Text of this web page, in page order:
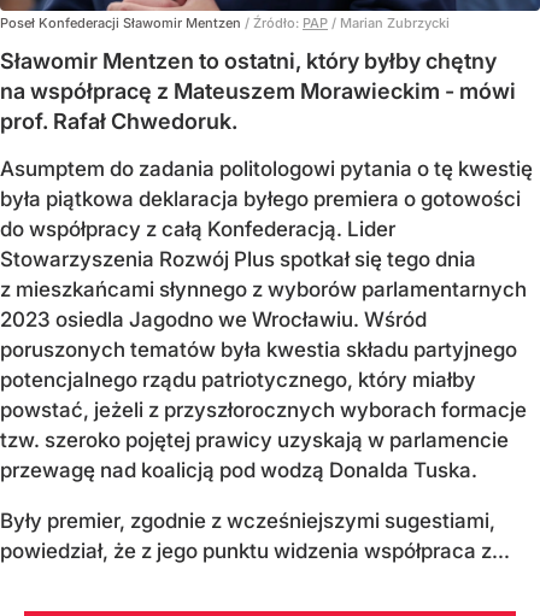
Poseł Konfederacji Sławomir Mentzen / Źródło: PAP / Marian Zubrzycki
Sławomir Mentzen to ostatni, który byłby chętny
na współpracę z Mateuszem Morawieckim - mówi
prof. Rafał Chwedoruk.
Asumptem do zadania politologowi pytania o tę kwestię
była piątkowa deklaracja byłego premiera o gotowości
do współpracy z całą Konfederacją. Lider
Stowarzyszenia Rozwój Plus spotkał się tego dnia
z mieszkańcami słynnego z wyborów parlamentarnych
2023 osiedla Jagodno we Wrocławiu. Wśród
poruszonych tematów była kwestia składu partyjnego
potencjalnego rządu patriotycznego, który miałby
powstać, jeżeli z przyszłorocznych wyborach formacje
tzw. szeroko pojętej prawicy uzyskają w parlamencie
przewagę nad koalicją pod wodzą Donalda Tuska.
Były premier, zgodnie z wcześniejszymi sugestiami,
powiedział, że z jego punktu widzenia współpraca z...